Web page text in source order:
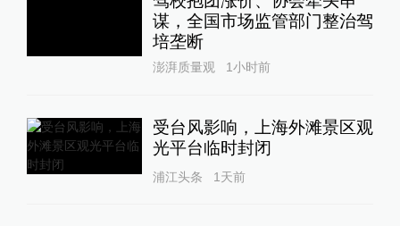
谋，全国市场监管部门整治驾
培垄断
澎湃质量观 1小时前
受台风影响，上海外滩景区观
光平台临时封闭
浦江头条 1天前